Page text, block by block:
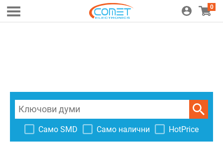
0
Само SMD Само налични HotPrice